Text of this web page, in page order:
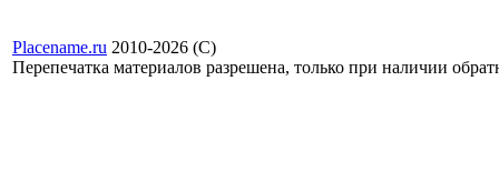
Placename.ru 2010-2026 (С)
Перепечатка материалов разрешена, только при наличии